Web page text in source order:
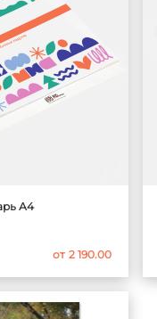
А4
от 2 190.00